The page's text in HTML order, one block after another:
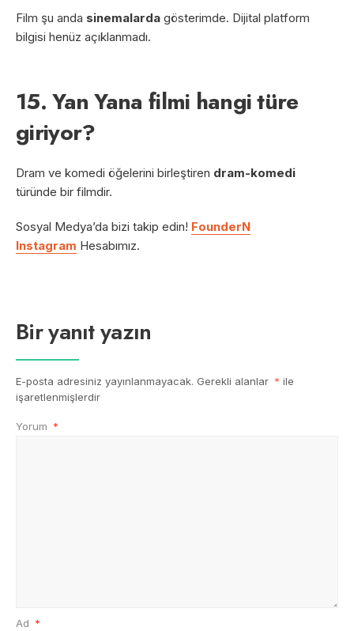
Film şu anda sinemalarda gösterimde. Dijital platform
bilgisi henüz açıklanmadı.
15. Yan Yana filmi hangi türe
giriyor?
Dram ve komedi öğelerini birleştiren dram-komedi
türünde bir filmdir.
Sosyal Medya’da bizi takip edin! FounderN
Instagram Hesabımız.
Bir yanıt yazın
E-posta adresiniz yayınlanmayacak. Gerekli alanlar * ile
işaretlenmişlerdir
Yorum *
Ad *